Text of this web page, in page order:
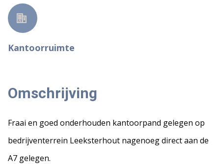
Kantoorruimte
Omschrijving
Fraai en goed onderhouden kantoorpand gelegen op
bedrijventerrein Leeksterhout nagenoeg direct aan de
A7 gelegen.